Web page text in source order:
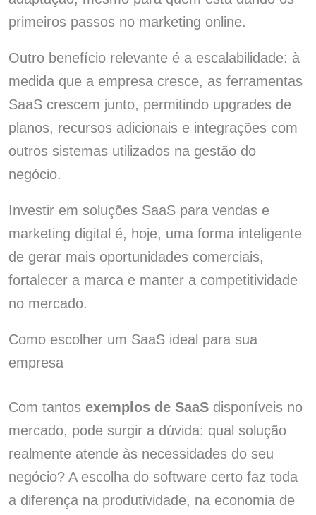
primeiros passos no marketing online.
Outro benefício relevante é a escalabilidade: à
medida que a empresa cresce, as ferramentas
SaaS crescem junto, permitindo upgrades de
planos, recursos adicionais e integrações com
outros sistemas utilizados na gestão do
negócio.
Investir em soluções SaaS para vendas e
marketing digital é, hoje, uma forma inteligente
de gerar mais oportunidades comerciais,
fortalecer a marca e manter a competitividade
no mercado.
Como escolher um SaaS ideal para sua
empresa
Com tantos exemplos de SaaSdisponíveis no
mercado, pode surgir a dúvida: qual solução
realmente atende às necessidades do seu
negócio? A escolha do software certo faz toda
a diferença na produtividade, na economia de